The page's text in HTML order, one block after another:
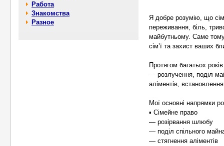
Работа
Знакомства
Разное
Я добре розумію, що
переживання, біль,
майбутньому. Саме
сім’ї та захист ваших
Протягом багатьох
— розлучення, поділ
аліментів,
Мої основні напрямки
▪️ Сімейне право
— розірвання шлюбу
— поділ спільного
— стягнення аліментів